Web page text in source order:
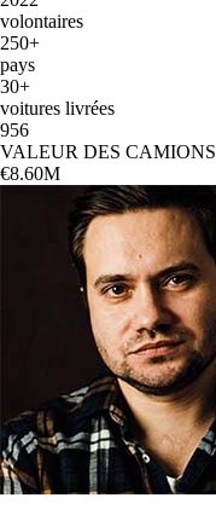
volontaires
250+
pays
30+
voitures livrées
956
VALEUR DES CAMIONS
€8.60M